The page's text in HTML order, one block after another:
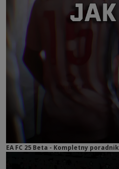
EA FC 25 Beta - Kompletny poradnik